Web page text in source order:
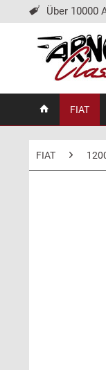
Über 10000
FIAT
FIAT